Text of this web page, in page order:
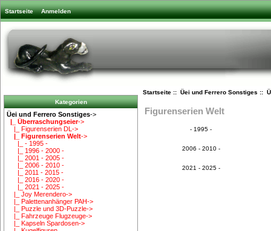
Startseite Anmelden
Kategorien
Üei und Ferrero Sonstiges->
|_ Überraschungseier->
|_ Figurenserien DL->
|_ Figurenserien Welt->
|_ - 1995 -
|_ 1996 - 2000 -
|_ 2001 - 2005 -
|_ 2006 - 2010 -
|_ 2011 - 2015 -
|_ 2016 - 2020 -
|_ 2021 - 2025 -
|_ Joy Merendero->
|_ Palettenanhänger PAH->
|_ Puzzle und 3D-Puzzle->
|_ Fahrzeuge Flugzeuge->
|_ Kapseln Spardosen->
Startseite:: Üei und Ferrero Sonstiges ::
Figurenserien Welt
- 1995 -
2006 - 2010 -
2021 - 2025 -